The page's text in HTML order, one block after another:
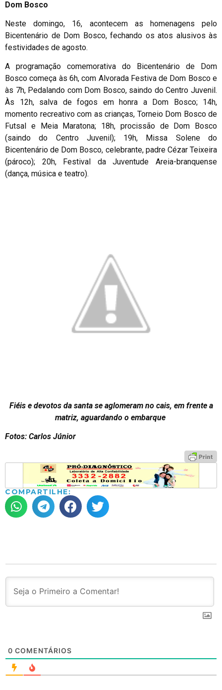
Dom Bosco
Neste domingo, 16, acontecem as homenagens pelo
Bicentenário de Dom Bosco, fechando os atos alusivos às
festividades de agosto.
A programação comemorativa do Bicentenário de Dom
Bosco começa às 6h, com Alvorada Festiva de Dom Bosco e
às 7h, Pedalando com Dom Bosco, saindo do Centro Juvenil.
Às 12h, salva de fogos em honra a Dom Bosco; 14h,
momento recreativo com as crianças, Torneio Dom Bosco de
Futsal e Meia Maratona; 18h, procissão de Dom Bosco
(saindo do Centro Juvenil); 19h, Missa Solene do
Bicentenário de Dom Bosco, celebrante, padre Cézar Teixeira
(pároco); 20h, Festival da Juventude Areia-branquense
(dança, música e teatro).
Fiéis e devotos da santa se aglomeram no cais, em frente a
matriz, aguardando o embarque
Fotos: Carlos Júnior
COMPARTILHE:
0 COMENTÁRIOS